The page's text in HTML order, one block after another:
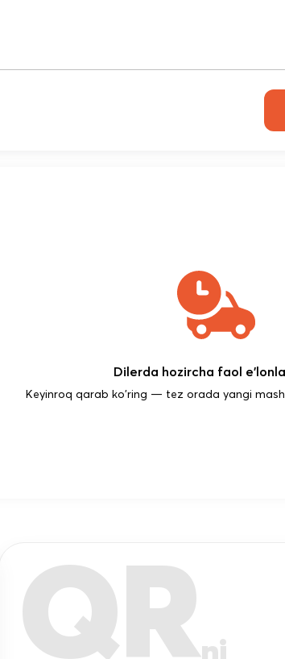
Dilerda hozircha faol
Keyinroq qarab ko'ring — tez orada yangi
QRni